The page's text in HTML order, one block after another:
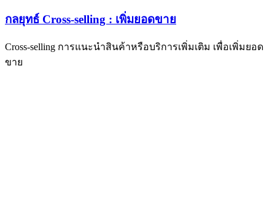
กลยุทธ์ Cross-selling : เพิ่มยอดขาย
Cross-selling การแนะนำสินค้าหรือบริการเพิ่มเติม เพื่อเพิ่มยอด
ขาย